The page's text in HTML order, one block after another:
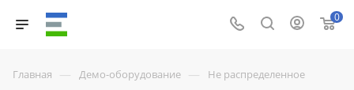
0
Главная — Демо-оборудование — Не распределенное